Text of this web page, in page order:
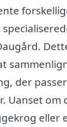
der
Uanset om
eller